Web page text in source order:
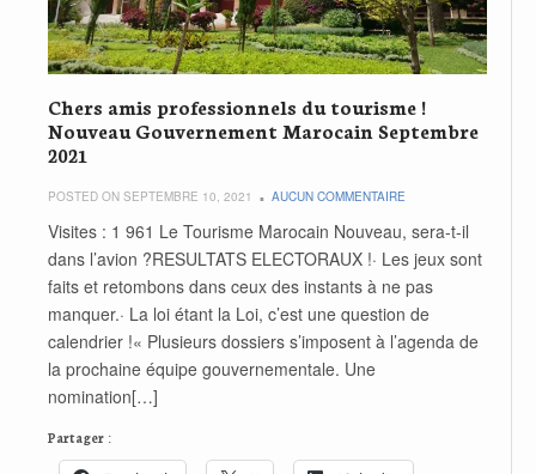
Chers amis professionnels du tourisme !
Nouveau Gouvernement Marocain Septembre
2021
POSTED ON SEPTEMBRE 10, 2021 AUCUN COMMENTAIRE
Visites : 1 961 Le Tourisme Marocain Nouveau, sera-t-il
dans l’avion ?RESULTATS ELECTORAUX !· Les jeux sont
faits et retombons dans ceux des instants à ne pas
manquer.· La loi étant la Loi, c’est une question de
calendrier !« Plusieurs dossiers s’imposent à l’agenda de
la prochaine équipe gouvernementale. Une
nomination[…]
Partager :